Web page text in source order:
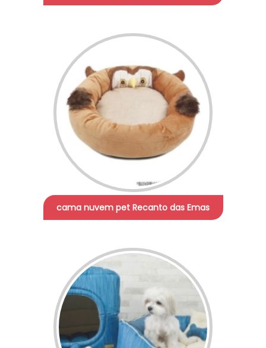
cama nuvem pet Recanto das Emas